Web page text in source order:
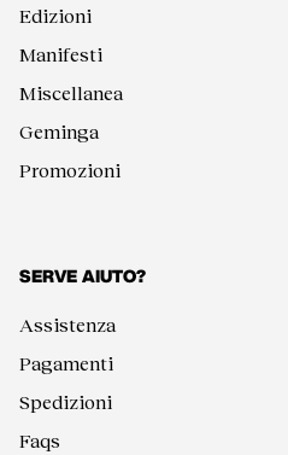
Edizioni
Manifesti
Miscellanea
Geminga
Promozioni
SERVE AIUTO?
Assistenza
Pagamenti
Spedizioni
Faqs